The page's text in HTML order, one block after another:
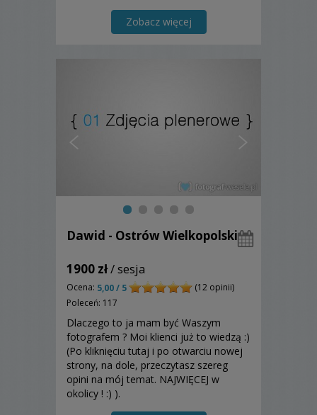
fotoalbumu. Zapraszam do
skorzystania z mojej oferty!
Zobacz więcej
Dawid - Ostrów Wielkopolski
1900 zł/ sesja
Ocena: 5,00 / 5
(12 opinii)
Poleceń: 117
Dlaczego to ja mam być Waszym
fotografem ? Moi klienci już to wiedzą :)
(Po kliknięciu tutaj i po otwarciu nowej
strony, na dole, przeczytasz szereg
opini na mój temat. NAJWIĘCEJ w
okolicy ! :) ).